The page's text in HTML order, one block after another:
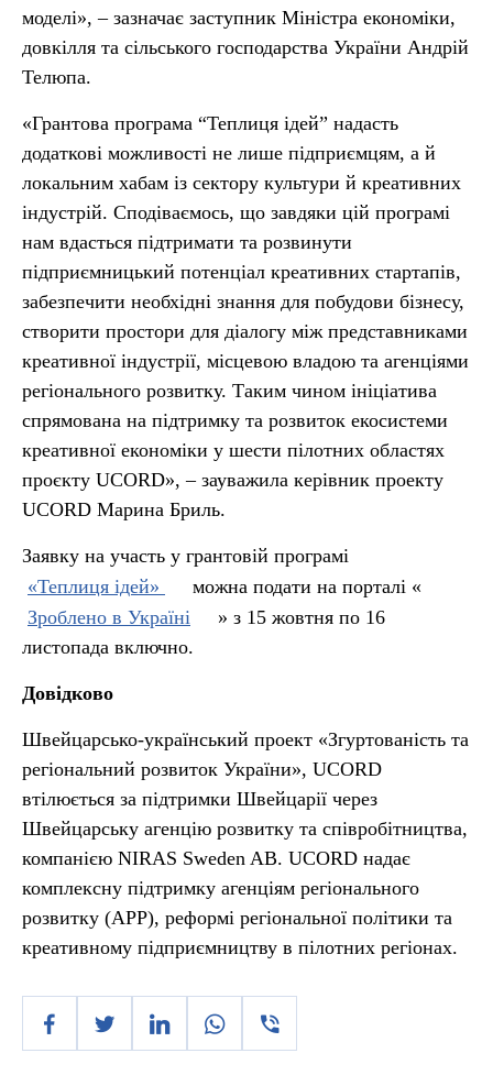
моделі», – зазначає заступник Міністра економіки,
довкілля та сільського господарства України Андрій
Телюпа.
«Грантова програма “Теплиця ідей” надасть
додаткові можливості не лише підприємцям, а й
локальним хабам із сектору культури й креативних
індустрій. Сподіваємось, що завдяки цій програмі
нам вдасться підтримати та розвинути
підприємницький потенціал креативних стартапів,
забезпечити необхідні знання для побудови бізнесу,
створити простори для діалогу між представниками
креативної індустрії, місцевою владою та агенціями
регіонального розвитку. Таким чином ініціатива
спрямована на підтримку та розвиток екосистеми
креативної економіки у шести пілотних областях
проєкту UCORD», – зауважила керівник проекту
UCORD Марина Бриль.
Заявку на участь у грантовій програмі
«Теплиця ідей»
можна подати на порталі «
Зроблено в Україні
» з 15 жовтня по 16
листопада включно.
Довідково
Швейцарсько-український проект «Згуртованість та
регіональний розвиток України», UCORD
втілюється за підтримки Швейцарії через
Швейцарську агенцію розвитку та співробітництва,
компанією NIRAS Sweden AB. UCORD надає
комплексну підтримку агенціям регіонального
розвитку (АРР), реформі регіональної політики та
креативному підприємництву в пілотних регіонах.